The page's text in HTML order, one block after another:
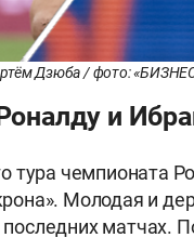
Дзюба / фото:
и
тура чемпионата
Молодая и
матчах.